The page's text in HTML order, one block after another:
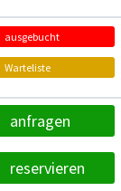
ausgebucht
Warteliste
anfragen
reservieren